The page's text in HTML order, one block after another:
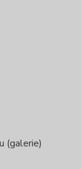
(galerie)